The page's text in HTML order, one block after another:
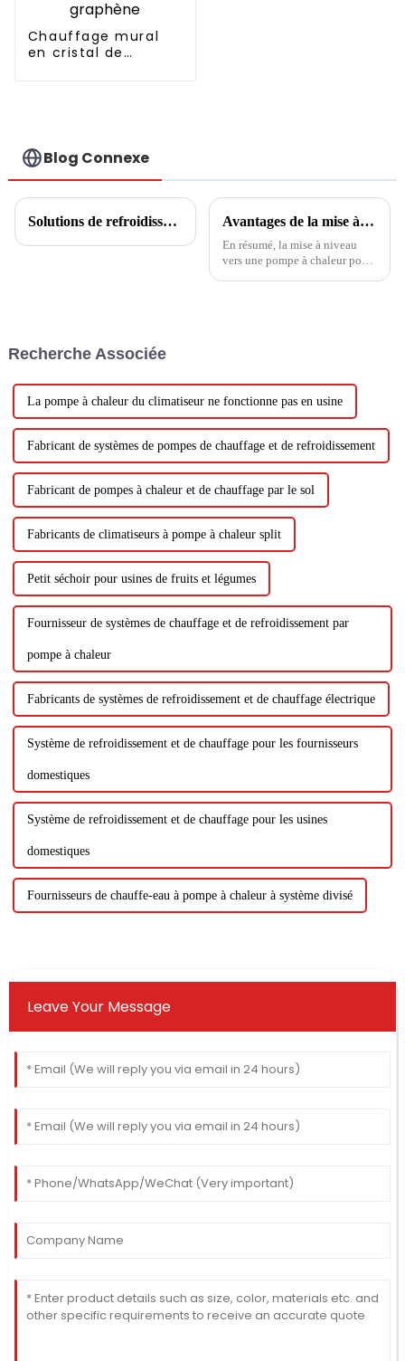
Chauffage mural
en cristal de
Blog Connexe
Solutions de refroidissement/chauffage et d'eau chaude pour la maison Avantages de la mise à niveau vers une pompe à chaleur pour chauffe-eau
En résumé, la mise à niveau
vers une pompe à chaleur pour
durabilité à long terme.
Recherche Associée
La pompe à chaleur du climatiseur ne fonctionne pas en usine
Fabricant de systèmes de pompes de chauffage et de refroidissement
Fabricant de pompes à chaleur et de chauffage par le sol
Fabricants de climatiseurs à pompe à chaleur split
Petit séchoir pour usines de fruits et légumes
Fournisseur de systèmes de chauffage et de refroidissement par
pompe à chaleur
Fabricants de systèmes de refroidissement et de chauffage électrique
Système de refroidissement et de chauffage pour les fournisseurs
domestiques
Système de refroidissement et de chauffage pour les usines
domestiques
Fournisseurs de chauffe-eau à pompe à chaleur à système divisé
Leave Your Message